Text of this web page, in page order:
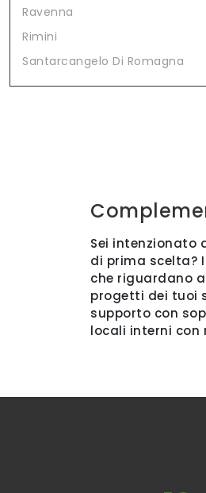
Ravenna
Rimini
Santarcangelo Di Romagna
Sei intenzionato
di prima scelta?
che riguardano
progetti dei tuoi
supporto con
locali interni con